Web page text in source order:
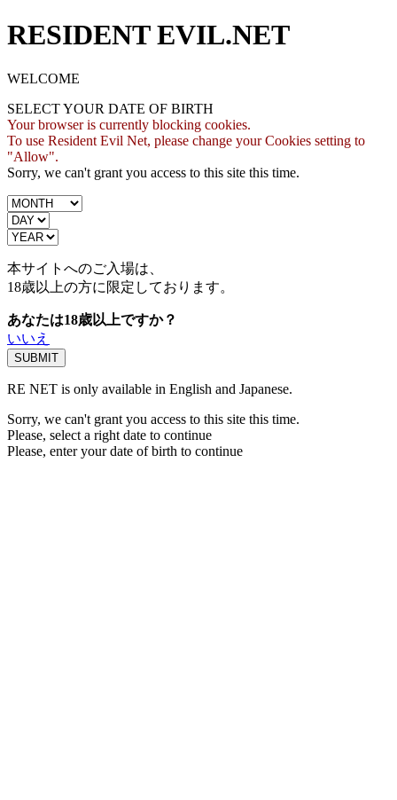
RESIDENT EVIL.NET
WELCOME
SELECT YOUR DATE OF BIRTH
Your browser is currently blocking cookies.
To use Resident Evil Net, please change your Cookies setting to
"Allow".
Sorry, we can't grant you access to this site this time.
本サイトへのご入場は、
18歳以上の方に限定しております。
あなたは18歳以上ですか？
いいえ
RE NET is only available in English and Japanese.
Sorry, we can't grant you access to this site this time.
Please, select a right date to continue
Please, enter your date of birth to continue